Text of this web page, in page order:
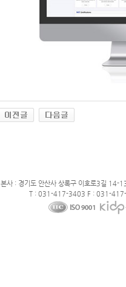
본사 : 경기도 안산사 상록구 이호로3길 14-
T : 031-417-3403 F : 031-